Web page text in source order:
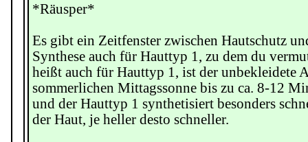
*Räusper*
Es gibt ein Zeitfenster zwischen Hautschutz
Synthese auch für Hauttyp 1, zu dem du
heißt auch für Hauttyp 1, ist der unbekleidete
sommerlichen Mittagssonne bis zu ca. 8-12
und der Hauttyp 1 synthetisiert besonders
der Haut, je heller desto schneller.